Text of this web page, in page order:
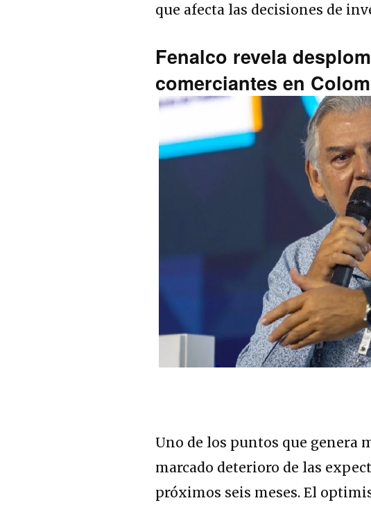
que afecta las decisiones de
Fenalco revela
comerciantes en
Uno de los puntos que genera
marcado deterioro de las
próximos seis meses. El